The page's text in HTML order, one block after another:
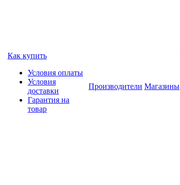
Как купить
Условия оплаты
Условия
доставки
Гарантия на
товар
Производители Магазины